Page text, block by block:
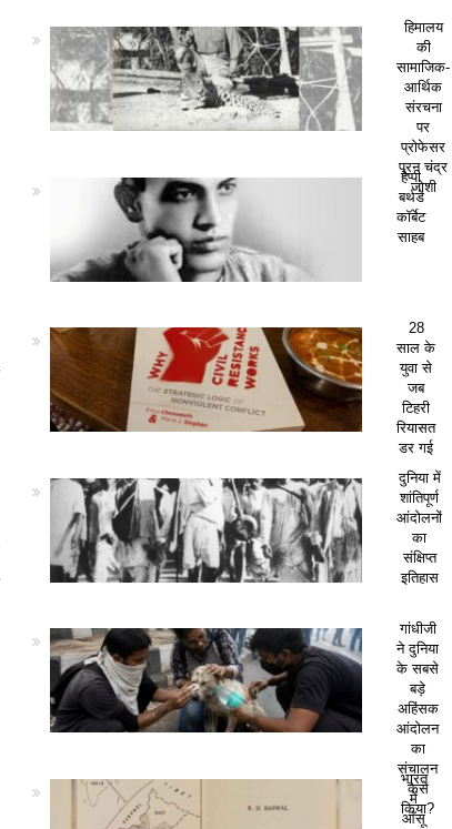
हिमालय
की
सामाजिक-
आर्थिक
संरचना
पर
प्रोफेसर
पूरन चंद्र
जोशी
हैप्पी
बर्थडे
कॉर्बेट
साहब
28
साल के
युवा से
जब
टिहरी
रियासत
डर गई
दुनिया में
शांतिपूर्ण
आंदोलनों
का
संक्षिप्त
इतिहास
गांधीजी
ने दुनिया
के सबसे
बड़े
अहिंसक
आंदोलन
का
संचालन
कैसे
किया?
भारत
में
आँसू